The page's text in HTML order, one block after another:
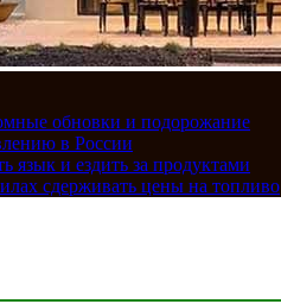
обновки и подорожание
в России
язык и ездить за продуктами
сдерживать цены на топливо